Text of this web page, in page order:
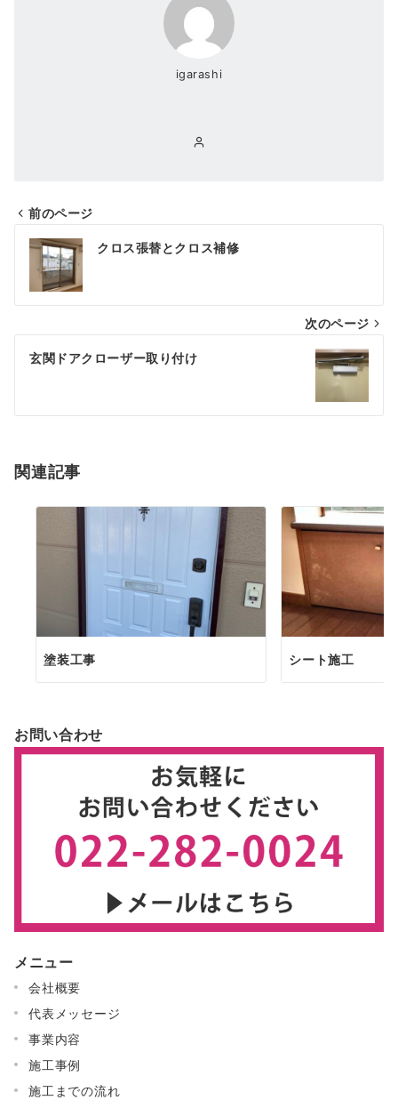
igarashi
投
ナ
ビ
ゲ
シ
ン
前のページ
クロス張替とクロス補修
次のページ
玄関ドアクローザー取り付け
関連記事
塗装工事 シート施工
お問い合わせ
メニュー
会社概要
代表メッセージ
事業内容
施工事例
施工までの流れ